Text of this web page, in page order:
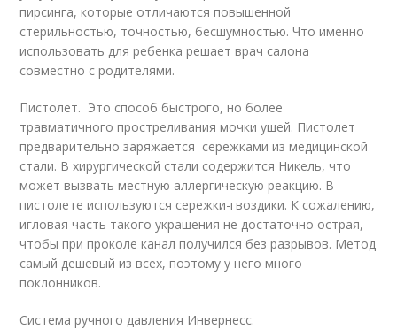
пирсинга, которые отличаются повышенной
стерильностью, точностью, бесшумностью. Что именно
использовать для ребенка решает врач салона
совместно с родителями.
Пистолет. Это способ быстрого, но более
травматичного простреливания мочки ушей. Пистолет
предварительно заряжается сережками из медицинской
стали. В хирургической стали содержится Никель, что
может вызвать местную аллергическую реакцию. В
пистолете используются сережки-гвоздики. К сожалению,
игловая часть такого украшения не достаточно острая,
чтобы при проколе канал получился без разрывов. Метод
самый дешевый из всех, поэтому у него много
поклонников.
Система ручного давления Инвернесс.